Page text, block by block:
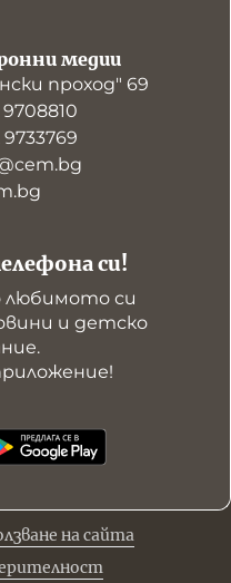
си!
любимото си
и детско
медии
проход" 69
9733769
на сайта